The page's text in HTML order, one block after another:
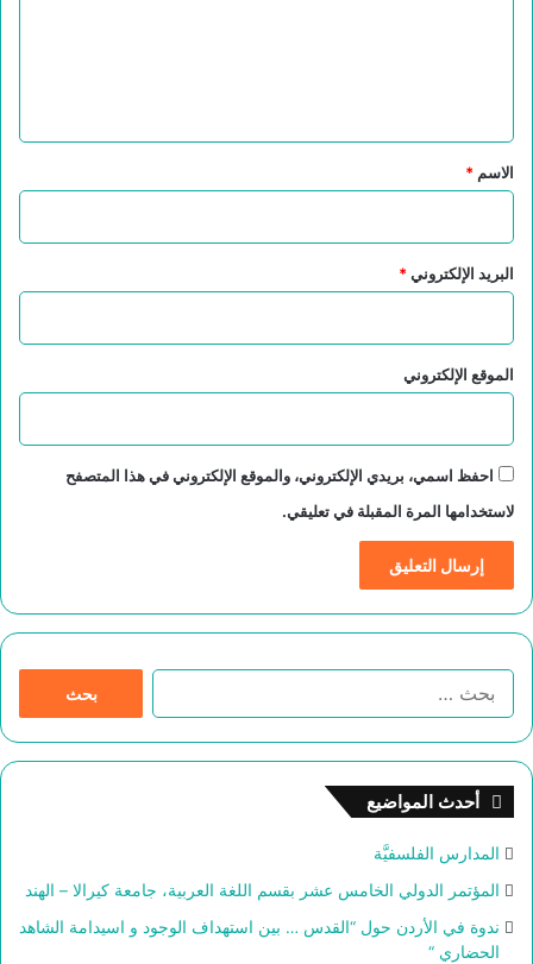
*
الاسم *
البريد الإلكتروني*
الموقع الإلكتروني
احفظ اسمي، بريدي الإلكتروني، والموقع الإلكتروني في هذا المتصفح
لاستخدامها المرة المقبلة في تعليقي.
ح
أحدث المواضيع
المدارس الفلسفيَّة
المؤتمر الدولي الخامس عشر بقسم اللغة العربية، جامعة كيرالا – الهند
ندوة في الأردن حول “القدس … بين استهداف الوجود و اسيدامة الشاهد
الحضاري “